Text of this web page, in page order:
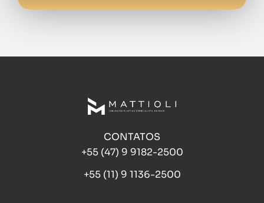
CONTATOS
+55 (47) 9 9182-2500
+55 (11) 9 1136-2500